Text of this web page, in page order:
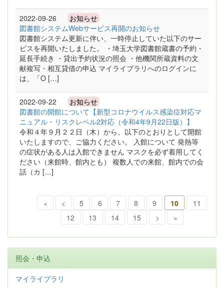
2022-09-26 お知らせ
図書館システムWebサービス再開のお知らせ
図書館システム更新に伴い、一時停止していた以下のサー
ビスを再開いたしました。 ・埼玉大学図書館蔵書の予約・
延長手続き ・貸出予約状況の照会 ・他機関所蔵資料の文
献複写・相互貸借の申込 マイライブラリへのログインに
は、「O […]
2022-09-22 お知らせ
図書館の開館について【新型コロナウイルス感染症対応マ
ニュアル・リスクレベル2対応（令和4年9月22日版）】
令和４年９月２２日（木）から、以下のとおりとして開館
いたしますので、ご協力ください。 入館について 発熱等
の症状がある人は入館できません マスクを必ず着用してく
ださい（来館時、館内とも） 複数人での来館、館内での会
話（カ […]
« < 5 6 7 8 9 10
11
12
13 14 15 > »
照会・申込
マイライブラリ